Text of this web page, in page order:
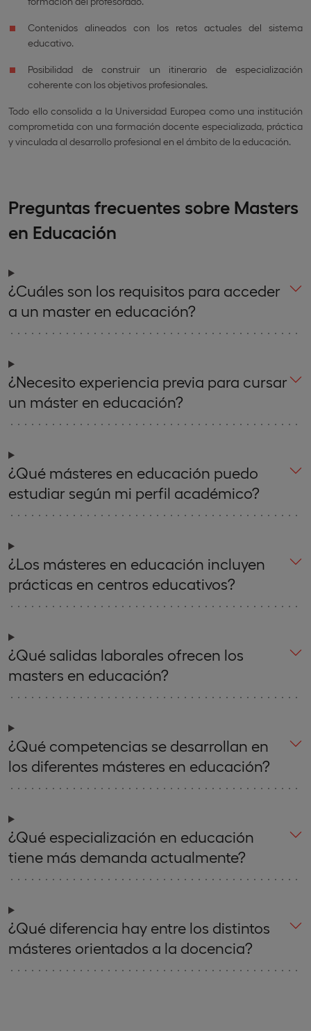
Contenidos alineados con los retos actuales del sistema
educativo.
Posibilidad de construir un itinerario de especialización
coherente con los objetivos profesionales.
Todo ello consolida a la Universidad Europea como una institución
comprometida con una formación docente especializada, práctica
y vinculada al desarrollo profesional en el ámbito de la educación.
Preguntas frecuentes sobre Masters
en Educación
¿Cuáles son los requisitos para acceder
a un master en educación?
¿Necesito experiencia previa para cursar
un máster en educación?
¿Qué másteres en educación puedo
estudiar según mi perfil académico?
¿Los másteres en educación incluyen
prácticas en centros educativos?
¿Qué salidas laborales ofrecen los
masters en educación?
¿Qué competencias se desarrollan en
los diferentes másteres en educación?
¿Qué especialización en educación
tiene más demanda actualmente?
¿Qué diferencia hay entre los distintos
másteres orientados a la docencia?